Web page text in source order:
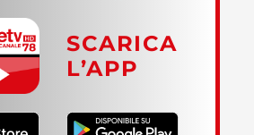
SCARICA
L’APP